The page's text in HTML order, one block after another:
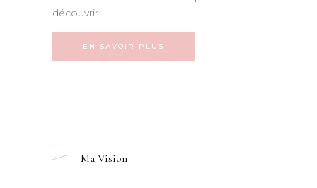
découvrir.
EN SAVOIR PLUS
Ma Vision